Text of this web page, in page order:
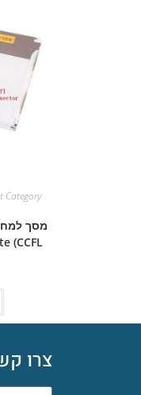
Category
(CCFL
צרו